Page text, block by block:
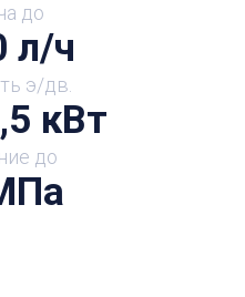
до
л/ч
э/дв.
кВт
до